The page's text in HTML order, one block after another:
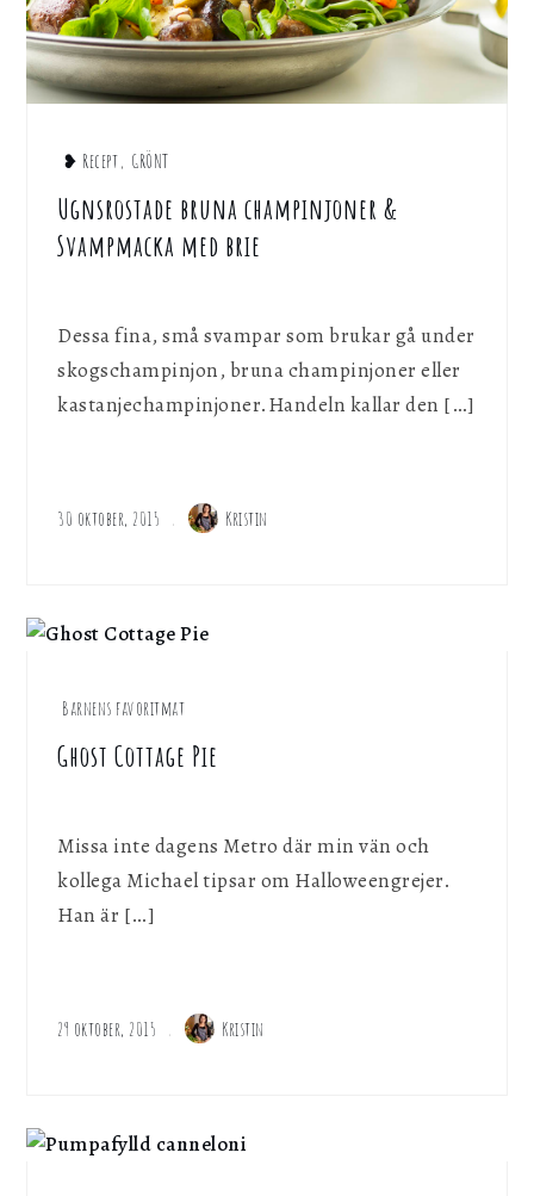
❥ Recept, GRÖNT
Ugnsrostade bruna champinjoner &
Svampmacka med brie
Dessa fina, små svampar som brukar gå under
skogschampinjon, bruna champinjoner eller
kastanjechampinjoner.Handeln kallar den […]
30 oktober, 2015 Kristin
Barnens favoritmat
Ghost Cottage Pie
Missa inte dagens Metro där min vän och
kollega Michael tipsar om Halloweengrejer.
Han är […]
29 oktober, 2015 Kristin